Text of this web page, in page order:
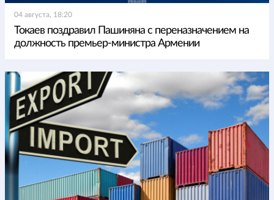
04 августа, 18:20
Токаев поздравил Пашиняна с переназначением на
должность премьер-министра Армении